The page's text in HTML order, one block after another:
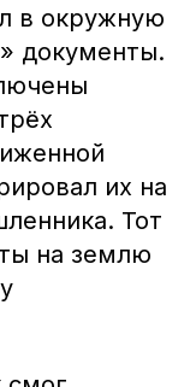
в окружную
документы.
их на
Тот
на землю